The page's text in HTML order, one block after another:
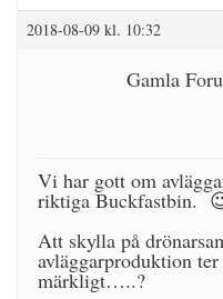
2018-08-09 kl. 10:32
Gamla
Vi har gott om
riktiga Buckfastbin.
Att skylla på
avläggarproduktion
märkligt…..?